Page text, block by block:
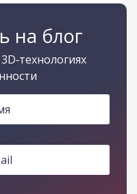
на блог